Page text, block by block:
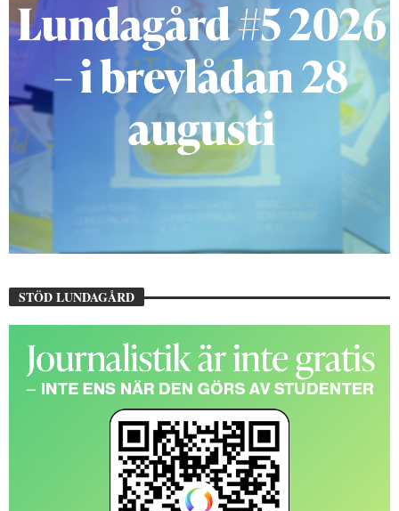
STÖD LUNDAGÅRD